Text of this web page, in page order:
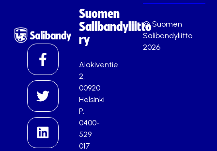
Suomen
Salibandyliitto
ry
Alakiventie
2,
00920
Helsinki
P.
0400-
529
017
© Suomen
Salibandyliitto
2026